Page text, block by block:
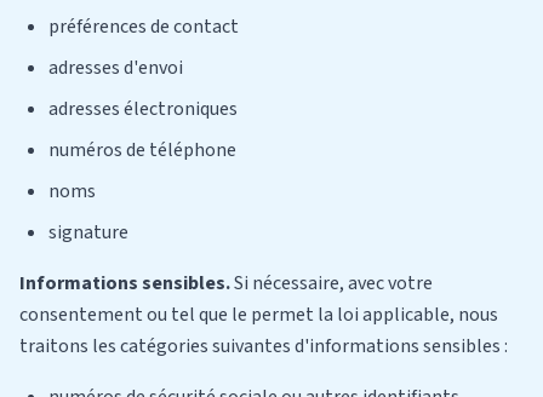
préférences de contact
adresses d'envoi
adresses électroniques
numéros de téléphone
noms
signature
Informations sensibles.Si nécessaire, avec votre
consentement ou tel que le permet la loi applicable, nous
traitons les catégories suivantes d'informations sensibles :